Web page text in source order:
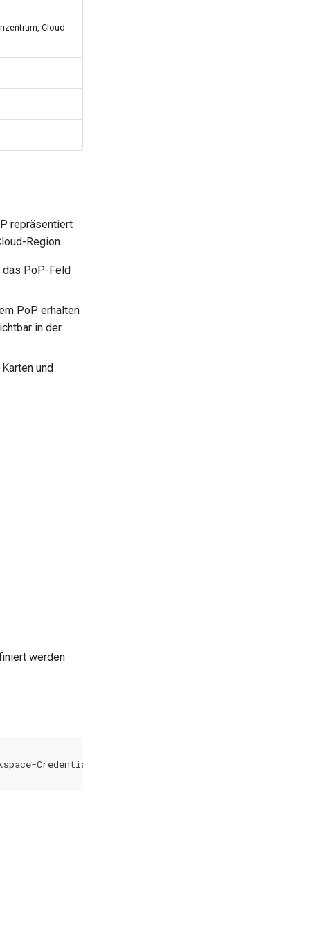
Cloud-
repräsentiert
Region.
das PoP-Feld
PoP erhalten
in der
und
werden
Credentials]